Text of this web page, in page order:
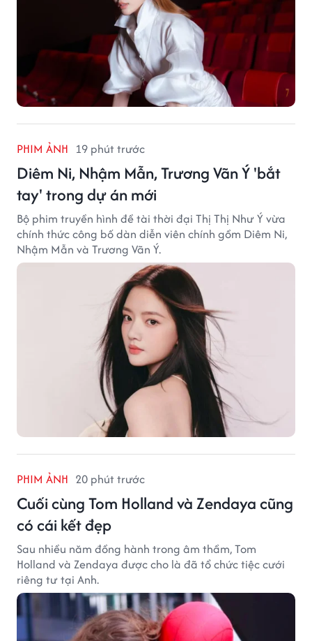
PHIM ẢNH 19 phút trước
Diêm Ni, Nhậm Mẫn, Trương Vãn Ý 'bắt
tay' trong dự án mới
Bộ phim truyền hình đề tài thời đại Thị Thị Như Ý vừa
chính thức công bố dàn diễn viên chính gồm Diêm Ni,
Nhậm Mẫn và Trương Vãn Ý.
PHIM ẢNH 20 phút trước
Cuối cùng Tom Holland và Zendaya cũng
có cái kết đẹp
Sau nhiều năm đồng hành trong âm thầm, Tom
Holland và Zendaya được cho là đã tổ chức tiệc cưới
riêng tư tại Anh.